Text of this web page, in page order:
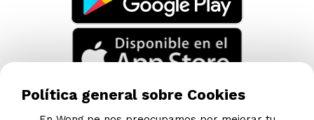
Política general sobre Cookies